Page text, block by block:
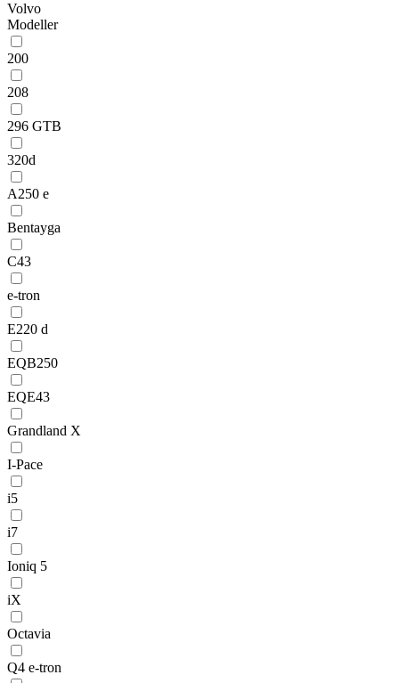
Volvo
Modeller
200
208
296 GTB
320d
A250 e
Bentayga
C43
e-tron
E220 d
EQB250
EQE43
Grandland X
I-Pace
i5
i7
Ioniq 5
iX
Octavia
Q4 e-tron